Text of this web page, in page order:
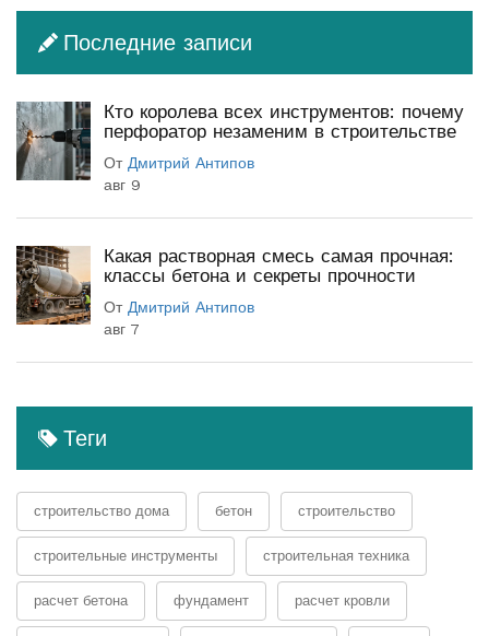
Последние записи
Кто королева всех инструментов: почему
перфоратор незаменим в строительстве
От Дмитрий Антипов
авг 9
Какая растворная смесь самая прочная:
классы бетона и секреты прочности
От Дмитрий Антипов
авг 7
Теги
строительство дома бетон строительство
строительные инструменты строительная техника
расчет бетона фундамент расчет кровли